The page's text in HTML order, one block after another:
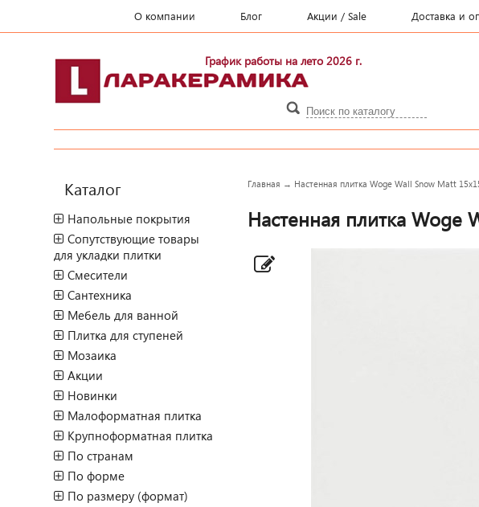
О компании Блог Акции / Sale Доставка и
График работы на лето 2026 г.
Каталог
Напольные покрытия
Сопутствующие товары
для укладки плитки
Смесители
Сантехника
Мебель для ванной
Плитка для ступеней
Мозаика
Акции
Новинки
Малоформатная плитка
Крупноформатная плитка
По странам
По форме
По размеру (формат)
Главная → Настенная плитка Woge Wall Snow Matt
Настенная плитка Woge